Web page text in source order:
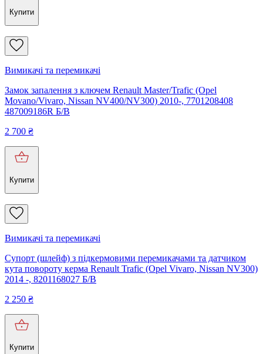
Купити
Вимикачі та перемикачі
Замок запалення з ключем Renault Master/Trafic (Opel
Movano/Vivaro, Nissan NV400/NV300) 2010-, 7701208408
487009186R Б/В
2 700 ₴
Купити
Вимикачі та перемикачі
Супорт (шлейф) з підкермовими перемикачами та датчиком
кута повороту керма Renault Trafic (Opel Vivaro, Nissan NV300)
2014 -, 8201168027 Б/В
2 250 ₴
Купити